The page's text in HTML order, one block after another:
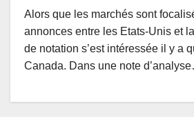
Alors que les marchés sont
annonces entre les Etats-Unis et
de notation s’est intéressée il y a
Canada. Dans une note